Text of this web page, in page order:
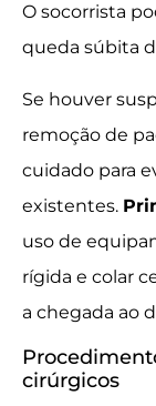
O socorrista
queda súbita
Se houver
remoção de
cuidado para
existentes.
uso de
rígida e colar
a chegada ao
cirúrgicos